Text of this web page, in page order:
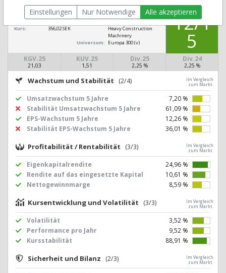
Volvo[855689 SE0000115446]
Börsenwert: 722,383 Mrd. SEK
Kurs:
356,02 SEK
Sektor:
Industrials / Farm &
Heavy Construction
Machinery
Universum:
Europa 300 (v)
KGV.25
21,03
KUV.25
1,51
Div.25
2,25 %
Div.24
2,25 %
12/1
5
Wachstum und Stabilität (2/4)
Im Vergleich
zum Markt
Umsatzwachstum 5 Jahre
7,20 %
Stabilität Umsatzwachstum 5 Jahre
61,09 %
EPS-Wachstum 5 Jahre
12,26 %
Stabilität EPS-Wachstum 5 Jahre
36,01 %
Profitabilität / Rentabilität (3/3)
Im Vergleich
zum Markt
Eigenkapitalrendite
24,96 %
Rendite auf das eingesetzte Kapital
10,61 %
Nettogewinnmarge
8,59 %
Kursentwicklung und Volatilität (3/3)
Im Vergleich
zum Markt
Volatilität
3,52 %
Performance pro Jahr
9,52 %
Kursstabilität
88,91 %
Sicherheit und Bilanz (2/3)
Im Vergleich
zum Markt
Einstellungen Nur Notwendige Alle akzeptieren